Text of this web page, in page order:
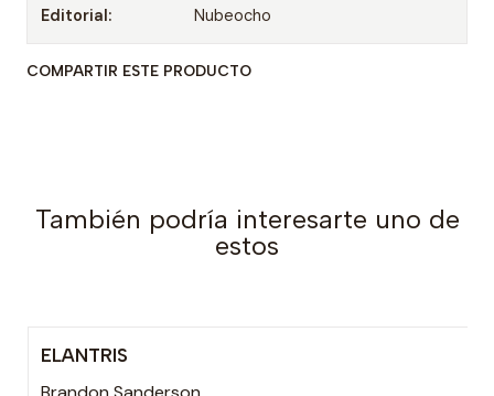
Editorial: Nubeocho
COMPARTIR ESTE PRODUCTO
También podría interesarte uno de
estos
-20% OFF
Agotado
ELANTRIS